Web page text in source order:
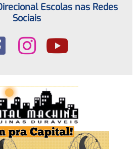
Escolas nas Redes
Sociais